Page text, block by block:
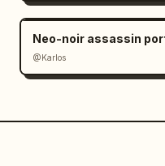
Neo-noir assassin
@Karlos